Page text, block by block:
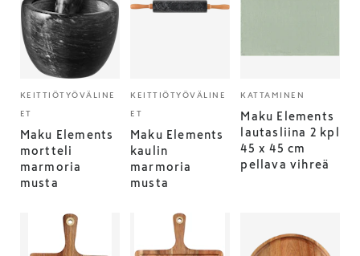
KEITTIÖTYÖVÄLINE
ET
Maku Elements
mortteli
marmoria
musta
KEITTIÖTYÖVÄLINE
ET
Maku Elements
kaulin
marmoria
musta
KATTAMINEN
Maku Elements
lautasliina 2 kpl
45 x 45 cm
pellava vihreä